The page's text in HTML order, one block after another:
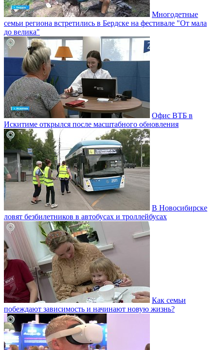
Многодетные
семьи региона встретились в Бердске на фестивале "От мала
до велика"
Офис ВТБ в
Искитиме открылся после масштабного обновления
В Новосибирске
ловят безбилетников в автобусах и троллейбусах
Как семьи
побеждают зависимость и начинают новую жизнь?